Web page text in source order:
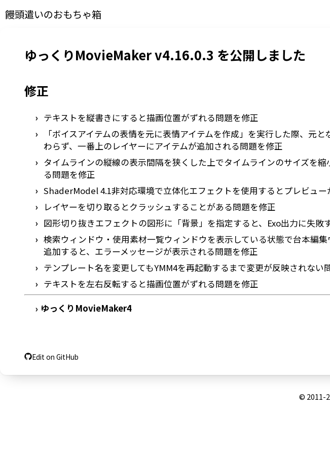
饅頭遣いのおもちゃ箱
ゆっくりMovieMaker v4.16.0.3 を公開しました
修正
テキストを縦書きにすると描画位置がずれる問題を修正
「ボイスアイテムの表情を元に表情アイテムを作成」を実行した際、元
わらず、一番上のレイヤーにアイテムが追加される問題を修正
タイムラインの縦線の表示間隔を狭くした上でタイムラインのサイズを
る問題を修正
ShaderModel 4.1非対応環境で立体化エフェクトを使用するとプレビュ
レイヤーを切り取るとクラッシュすることがある問題を修正
図形切り抜きエフェクトの図形に「背景」を指定すると、Exo出力に失敗
検索ウィンドウ・使用素材一覧ウィンドウを表示している状態で台本編
追加すると、エラーメッセージが表示される問題を修正
テンプレート名を変更してもYMM4を再起動するまで変更が反映されない
テキストを左右反転すると描画位置がずれる問題を修正
› ゆっくりMovieMaker4
Edit on GitHub
© 2011-